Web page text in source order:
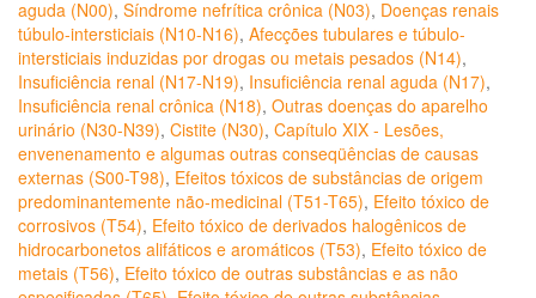
aguda (N00), Síndrome nefrítica crônica (N03), Doenças renais
túbulo-intersticiais (N10-N16), Afecções tubulares e túbulo-
intersticiais induzidas por drogas ou metais pesados (N14),
Insuficiência renal (N17-N19), Insuficiência renal aguda (N17),
Insuficiência renal crônica (N18), Outras doenças do aparelho
urinário (N30-N39), Cistite (N30), Capítulo XIX - Lesões,
envenenamento e algumas outras conseqüências de causas
externas (S00-T98), Efeitos tóxicos de substâncias de origem
predominantemente não-medicinal (T51-T65), Efeito tóxico de
corrosivos (T54), Efeito tóxico de derivados halogênicos de
hidrocarbonetos alifáticos e aromáticos (T53), Efeito tóxico de
metais (T56), Efeito tóxico de outras substâncias e as não